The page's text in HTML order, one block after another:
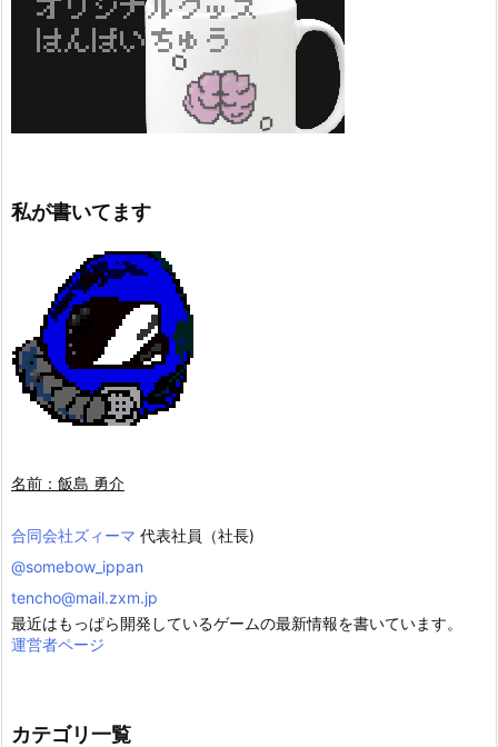
私が書いてます
名前：飯島 勇介
合同会社ズィーマ 代表社員（社長)
@somebow_ippan
tencho@mail.zxm.jp
最近はもっぱら開発しているゲームの最新情報を書いています。
運営者ページ
カテゴリ一覧